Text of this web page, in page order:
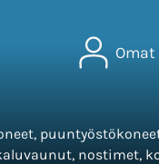
nostimet,